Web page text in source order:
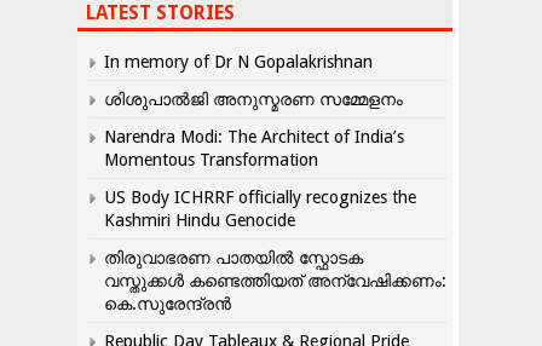
LATEST STORIES
In memory of Dr N Gopalakrishnan
ശിശുപാൽജി അനുസ്മരണ സമ്മേളനം
Narendra Modi: The Architect of India’s
Momentous Transformation
US Body ICHRRF officially recognizes the
Kashmiri Hindu Genocide
തിരുവാഭരണ പാതയിൽ സ്ഫോടക
വസ്തുക്കൾ കണ്ടെത്തിയത് അന്വേഷിക്കണം:
കെ.സുരേന്ദ്രൻ
Republic Day Tableaux & Regional Pride